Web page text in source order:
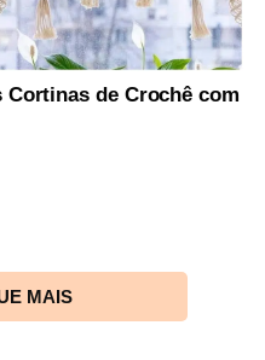
Cortinas de Crochê com
MAIS